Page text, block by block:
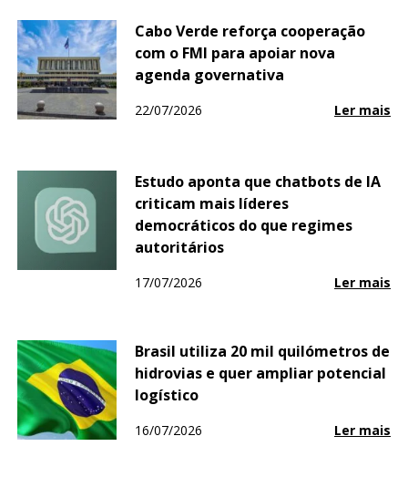
Cabo Verde reforça cooperação
com o FMI para apoiar nova
agenda governativa
22/07/2026 Ler mais
Estudo aponta que chatbots de IA
criticam mais líderes
democráticos do que regimes
autoritários
17/07/2026 Ler mais
Brasil utiliza 20 mil quilómetros de
hidrovias e quer ampliar potencial
logístico
16/07/2026 Ler mais